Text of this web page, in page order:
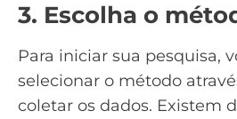
3. Escolha o
Para iniciar sua pesquisa,
selecionar o método
coletar os dados. Existem